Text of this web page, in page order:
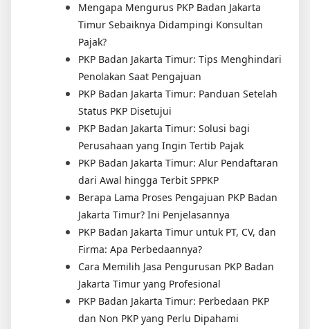
Mengapa Mengurus PKP Badan Jakarta
Timur Sebaiknya Didampingi Konsultan
Pajak?
PKP Badan Jakarta Timur: Tips Menghindari
Penolakan Saat Pengajuan
PKP Badan Jakarta Timur: Panduan Setelah
Status PKP Disetujui
PKP Badan Jakarta Timur: Solusi bagi
Perusahaan yang Ingin Tertib Pajak
PKP Badan Jakarta Timur: Alur Pendaftaran
dari Awal hingga Terbit SPPKP
Berapa Lama Proses Pengajuan PKP Badan
Jakarta Timur? Ini Penjelasannya
PKP Badan Jakarta Timur untuk PT, CV, dan
Firma: Apa Perbedaannya?
Cara Memilih Jasa Pengurusan PKP Badan
Jakarta Timur yang Profesional
PKP Badan Jakarta Timur: Perbedaan PKP
dan Non PKP yang Perlu Dipahami